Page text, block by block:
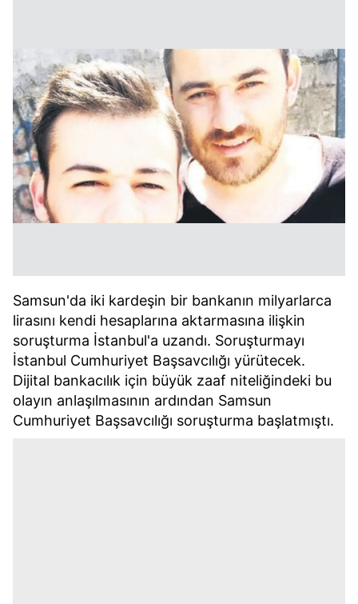
Samsun'da iki kardeşin bir bankanın milyarlarca
lirasını kendi hesaplarına aktarmasına ilişkin
soruşturma İstanbul'a uzandı. Soruşturmayı
İstanbul Cumhuriyet Başsavcılığı yürütecek.
Dijital bankacılık için büyük zaaf niteliğindeki bu
olayın anlaşılmasının ardından Samsun
Cumhuriyet Başsavcılığı soruşturma başlatmıştı.